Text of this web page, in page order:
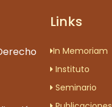
Links
In Memoriam
Instituto
Seminario